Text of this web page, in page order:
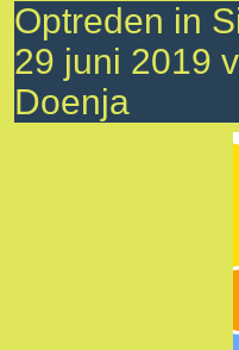
Optreden in
29 juni 2019
Doenja